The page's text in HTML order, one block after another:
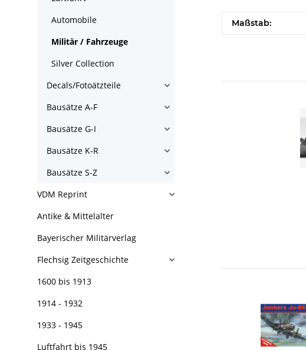
Maßstab:
Automobile
Militär / Fahrzeuge
Silver Collection
Decals/Fotoätzteile
Bausätze A-F
Bausätze G-I
Bausätze K-R
Bausätze S-Z
VDM Reprint
Antike & Mittelalter
Bayerischer Militärverlag
Flechsig Zeitgeschichte
1600 bis 1913
1914 - 1932
1933 - 1945
Luftfahrt bis 1945